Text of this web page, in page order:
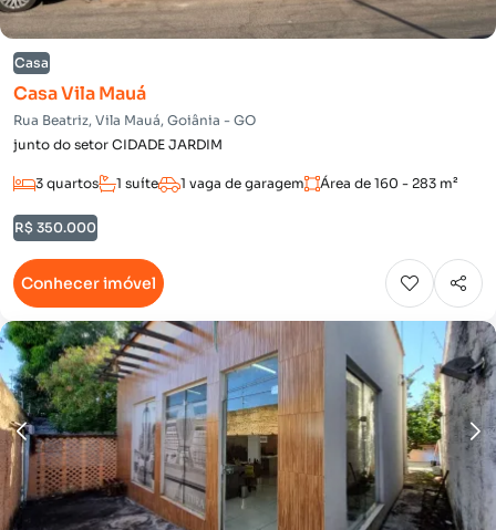
Casa
Casa Vila Mauá
Rua Beatriz, Vila Mauá, Goiânia - GO
junto do setor CIDADE JARDIM
3 quartos 1 suíte 1 vaga de garagem Área de 160 - 283 m²
R$ 350.000
Conhecer imóvel